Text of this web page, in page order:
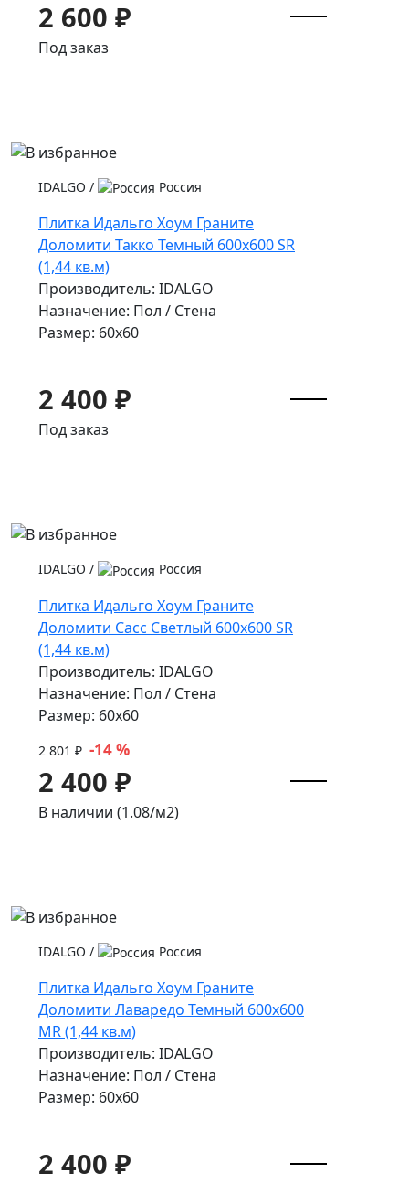
2 600 ₽
Под заказ
IDALGO / Россия
Плитка Идальго Хоум Граните
Доломити Такко Темный 600x600 SR
(1,44 кв.м)
Производитель: IDALGO
Назначение: Пол / Стена
Размер: 60x60
2 400 ₽
Под заказ
IDALGO / Россия
Плитка Идальго Хоум Граните
Доломити Сасс Светлый 600x600 SR
(1,44 кв.м)
Производитель: IDALGO
Назначение: Пол / Стена
Размер: 60x60
2 801 ₽ -14 %
2 400 ₽
В наличии (1.08/м2)
IDALGO / Россия
Плитка Идальго Хоум Граните
Доломити Лаваредо Темный 600x600
MR (1,44 кв.м)
Производитель: IDALGO
Назначение: Пол / Стена
Размер: 60x60
2 400 ₽